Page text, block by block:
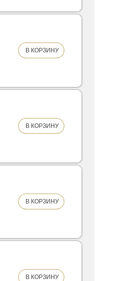
В КОРЗИНУ
В КОРЗИНУ
В КОРЗИНУ
В КОРЗИНУ